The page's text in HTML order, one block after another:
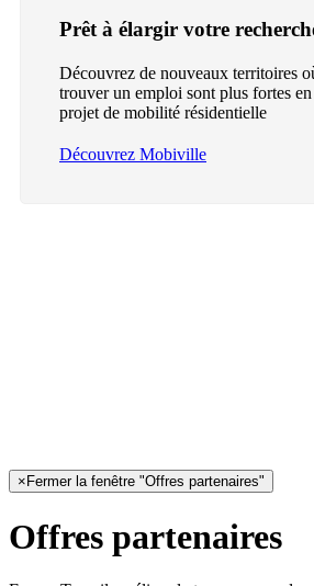
Prêt à élargir votre
Découvrez de nouveaux territoires
trouver un emploi sont plus fortes
projet de mobilité résidentielle
Découvrez Mobiville
× Fermer la fenêtre "Offres partenaires"
Offres partenaires